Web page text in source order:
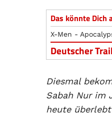
Das könnte Dich
X-Men -
Deutscher
Diesmal
Sabah Nur im
heute